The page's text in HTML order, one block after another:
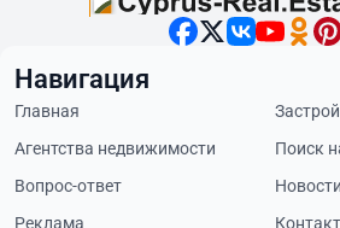
Навигация
Главная
Агентства недвижимости
Поиск
Вопрос-ответ
Новости
Реклама